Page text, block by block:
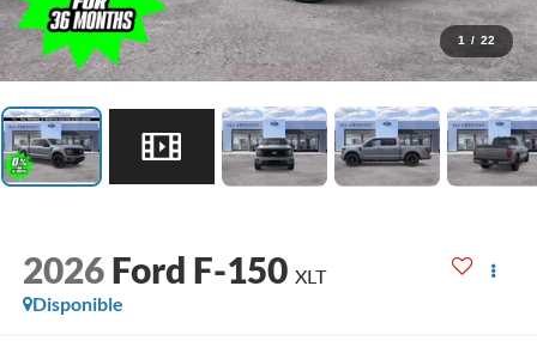
1 / 22
2026 Ford F-150 XLT
Disponible